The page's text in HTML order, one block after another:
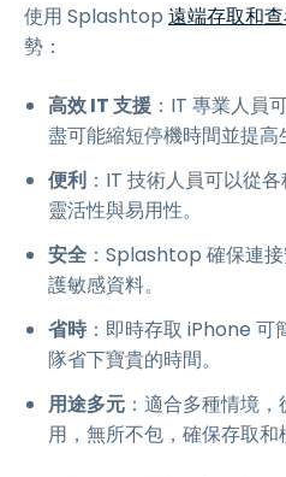
使用 Splashtop 遠端存取和
勢：
高效 IT 支援 ：IT 專業人員
盡可能縮短停機時間並提高
便利 ：IT 技術人員可以從
靈活性與易用性。
安全 ：Splashtop 確保連
護敏感資料。
省時：即時存取 iPhone 可
隊省下寶貴的時間。
用途多元 ：適合多種情境
用，無所不包，確保存取和